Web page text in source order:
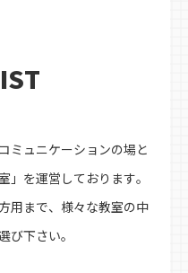
ミュニケーションの場と
」を運営しております。
用まで、様々な教室の中
び下さい。